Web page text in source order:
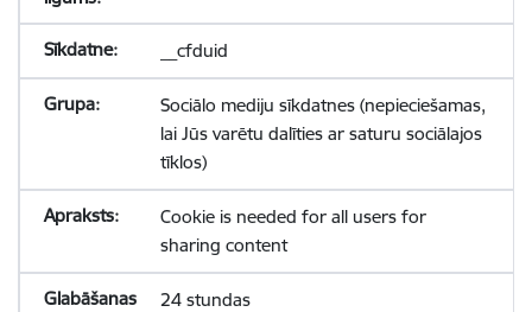
__cfduid
Sociālo mediju sīkdatnes (nepieciešamas,
lai Jūs varētu dalīties ar saturu sociālajos
tīklos)
Cookie is needed for all users for
sharing content
24 stundas